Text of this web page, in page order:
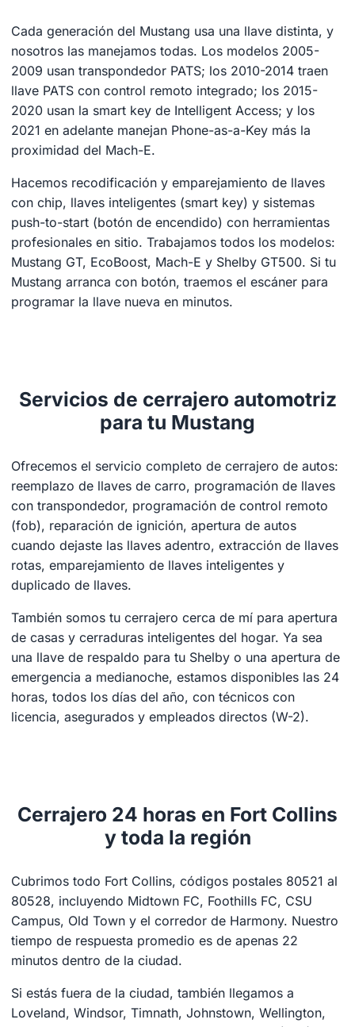
Cada generación del Mustang usa una llave distinta, y
nosotros las manejamos todas. Los modelos 2005-
2009 usan transpondedor PATS; los 2010-2014 traen
llave PATS con control remoto integrado; los 2015-
2020 usan la smart key de Intelligent Access; y los
2021 en adelante manejan Phone-as-a-Key más la
proximidad del Mach-E.
Hacemos recodificación y emparejamiento de llaves
con chip, llaves inteligentes (smart key) y sistemas
push-to-start (botón de encendido) con herramientas
profesionales en sitio. Trabajamos todos los modelos:
Mustang GT, EcoBoost, Mach-E y Shelby GT500. Si tu
Mustang arranca con botón, traemos el escáner para
programar la llave nueva en minutos.
Servicios de cerrajero automotriz
para tu Mustang
Ofrecemos el servicio completo de cerrajero de autos:
reemplazo de llaves de carro, programación de llaves
con transpondedor, programación de control remoto
(fob), reparación de ignición, apertura de autos
cuando dejaste las llaves adentro, extracción de llaves
rotas, emparejamiento de llaves inteligentes y
duplicado de llaves.
También somos tu cerrajero cerca de mí para apertura
de casas y cerraduras inteligentes del hogar. Ya sea
una llave de respaldo para tu Shelby o una apertura de
emergencia a medianoche, estamos disponibles las 24
horas, todos los días del año, con técnicos con
licencia, asegurados y empleados directos (W-2).
Cerrajero 24 horas en Fort Collins
y toda la región
Cubrimos todo Fort Collins, códigos postales 80521 al
80528, incluyendo Midtown FC, Foothills FC, CSU
Campus, Old Town y el corredor de Harmony. Nuestro
tiempo de respuesta promedio es de apenas 22
minutos dentro de la ciudad.
Si estás fuera de la ciudad, también llegamos a
Loveland, Windsor, Timnath, Johnstown, Wellington,